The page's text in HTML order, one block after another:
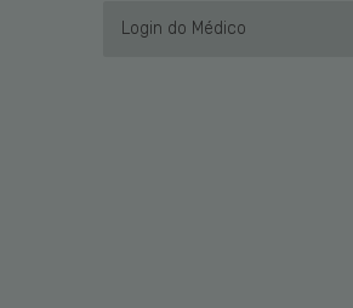
Login do Médico